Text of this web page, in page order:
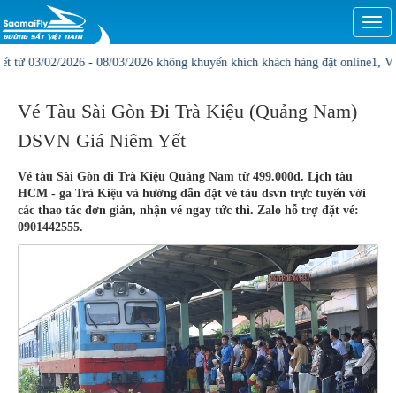
- 08/03/2026 không khuyến khích khách hàng đặt online1, Vị trí và
Vé Tàu Sài Gòn Đi Trà Kiệu (Quảng Nam)
DSVN Giá Niêm Yết
Vé tàu Sài Gòn đi Trà Kiệu Quảng Nam từ 499.000đ. Lịch tàu
HCM - ga Trà Kiệu và hướng dẫn đặt vé tàu dsvn trực tuyến với
các thao tác đơn giản, nhận vé ngay tức thì. Zalo hỗ trợ đặt vé:
0901442555.